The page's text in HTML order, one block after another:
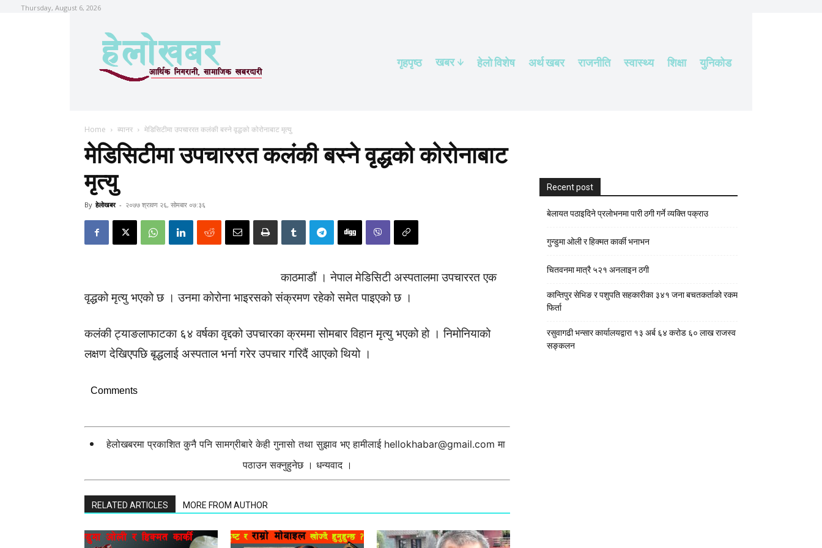
Thursday, August 6, 2026
गृहपृष्ठ खबर हेलाे विशेष अर्थ खबर राजनीति स्वास्थ्य शिक्षा युनिकोड
Home ब्यानर मेडिसिटीमा उपचाररत कलंकी बस्ने वृद्धको कोरोनाबाट मृत्यु
मेडिसिटीमा उपचाररत कलंकी बस्ने वृद्धको कोरोनाबाट
मृत्यु
By हेलाेखबर - २०७७ श्रावण २६, सोमबार ०७:३६
काठमाडौं । नेपाल मेडिसिटी अस्पतालमा उपचाररत एक
वृद्धको मृत्यु भएको छ । उनमा कोरोना भाइरसको संक्रमण रहेको समेत पाइएको छ ।
कलंकी ट्याङलाफाटका ६४ वर्षका वृद्दको उपचारका क्रममा सोमबार विहान मृत्यु भएको हो । निमोनियाको
लक्षण देखिएपछि बृद्धलाई अस्पताल भर्ना गरेर उपचार गरिदैं आएको थियो ।
Comments
हेलोखबरमा प्रकाशित कुनै पनि सामग्रीबारे केही गुनासो तथा सुझाव भए हामीलाई hellokhabar@gmail.com मा
पठाउन सक्नुहुनेछ । धन्यवाद ।
RELATED ARTICLES MORE FROM AUTHOR
Recent post
बेलायत पठाइदिने प्रलाेभनमा पारी ठगी गर्ने व्यक्ति पक्राउ
गुन्डुमा ओली र हिक्मत कार्की भनाभन
चितवनमा मात्रै ५२१ अनलाइन ठगी
कान्तिपुर सेभिङ र पशुपति सहकारीका ३४१ जना बचतकर्ताको रकम
फिर्ता
रसुवागढी भन्सार कार्यालयद्वारा १३ अर्ब ६४ करोड ६० लाख राजस्व
सङ्कलन